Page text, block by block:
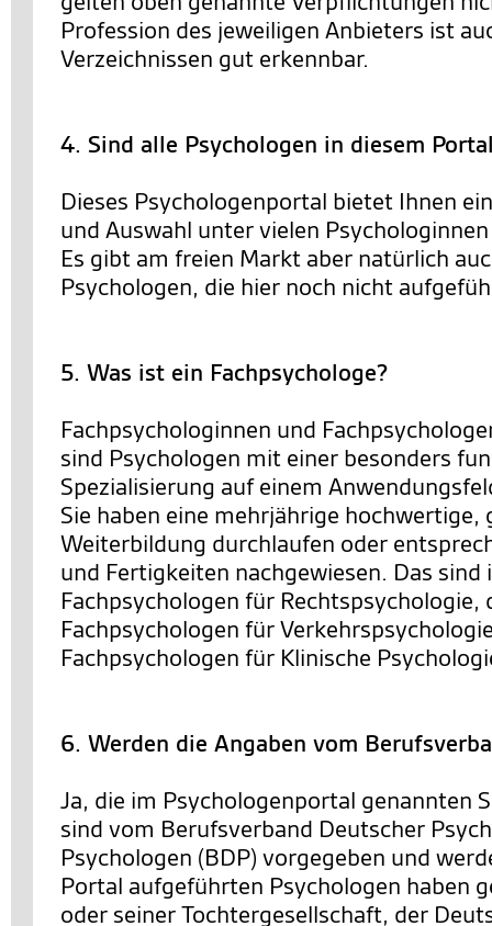
Profession des jeweiligen Anbieters ist
Verzeichnissen gut erkennbar.
4. Sind alle Psychologen in diesem
Dieses Psychologenportal bietet Ihnen
und Auswahl unter vielen
Es gibt am freien Markt aber natürlich
Psychologen, die hier noch nicht
5. Was ist ein Fachpsychologe?
Fachpsychologinnen und
sind Psychologen mit einer besonders
Spezialisierung auf einem
Sie haben eine mehrjährige hochwertige,
Weiterbildung durchlaufen oder
und Fertigkeiten nachgewiesen. Das sind
Fachpsychologen für Rechtspsychologie,
Fachpsychologen für
Fachpsychologen für Klinische
6. Werden die Angaben vom
Ja, die im Psychologenportal genannten
sind vom Berufsverband Deutscher
Psychologen (BDP) vorgegeben und
Portal aufgeführten Psychologen haben
oder seiner Tochtergesellschaft, der